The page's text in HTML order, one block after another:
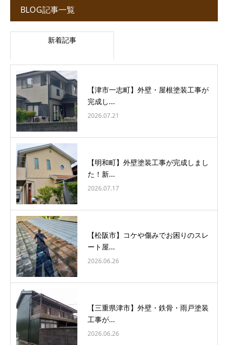
BLOG記事一覧
新着記事
【津市一志町】外壁・屋根塗装工事が
完成し...
2026.07.21
【明和町】外壁塗装工事が完成しまし
た！新...
2026.07.17
【松阪市】コケや傷みでお困りのスレ
ート屋...
2026.06.26
【三重県津市】外壁・鉄骨・雨戸塗装
工事が...
2026.06.26